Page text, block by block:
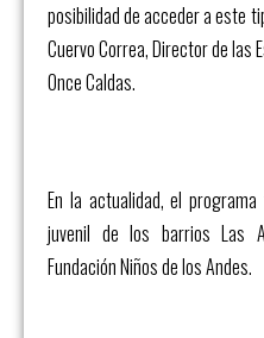
posibilidad de acceder a este
Cuervo Correa, Director de las
Once Caldas.
En la actualidad, el
juvenil de los barrios Las
Fundación Niños de los Andes.